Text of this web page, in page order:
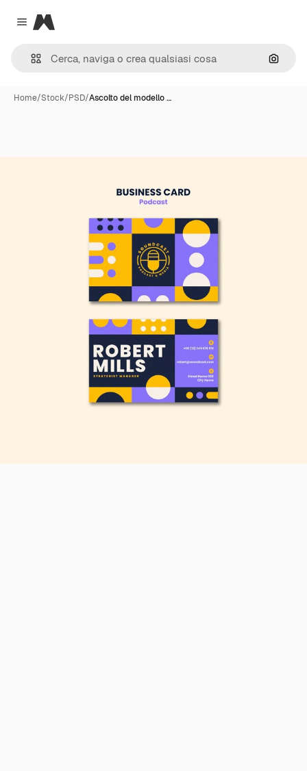
Close menu
Magnific
Cerca
Home/Stock/PSD/Ascolto del modello …